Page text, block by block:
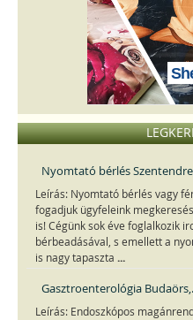
Nyomtató bérlés
Leírás: Nyomtató bérlés vagy
fogadjuk ügyfeleink
is! Cégünk sok éve foglalkozik
bérbeadásával, s emellett a
is nagy tapaszta ...
Gasztroenterológia
Leírás: Endoszkópos